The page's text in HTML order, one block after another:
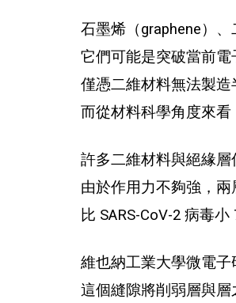
石墨烯（graphene）
它們可能是突破當前電
僅憑二維材料無法製
而從材料科學角度來看
許多二維材料與絕緣層
由於作用力不夠強，兩
比 SARS-CoV-2 病毒
維也納工業大學微電子
這個縫隙將削弱層與